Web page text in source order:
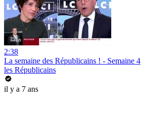
2:38
La semaine des Républicains ! - Semaine 4
les Républicains
il y a 7 ans